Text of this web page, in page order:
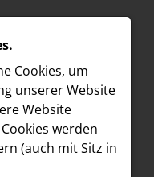
Cookies, um
unserer Website
Website
werden
(auch mit Sitz in